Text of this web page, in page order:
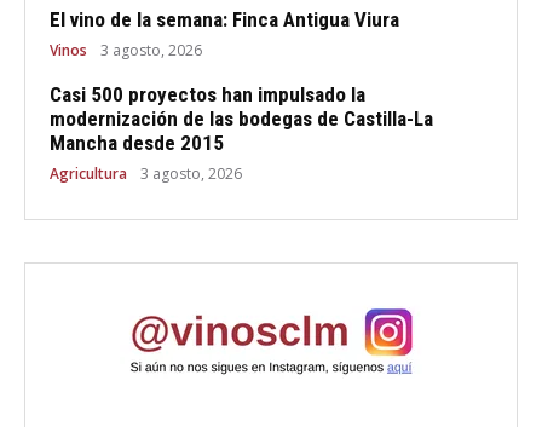
El vino de la semana: Finca Antigua Viura
Vinos 3 agosto, 2026
Casi 500 proyectos han impulsado la
modernización de las bodegas de Castilla-La
Mancha desde 2015
Agricultura 3 agosto, 2026